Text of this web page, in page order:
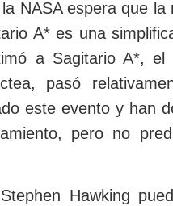
NASA espera que
A* es una
a Sagitario A*, el
pasó
este evento y han
pero no
Hawking